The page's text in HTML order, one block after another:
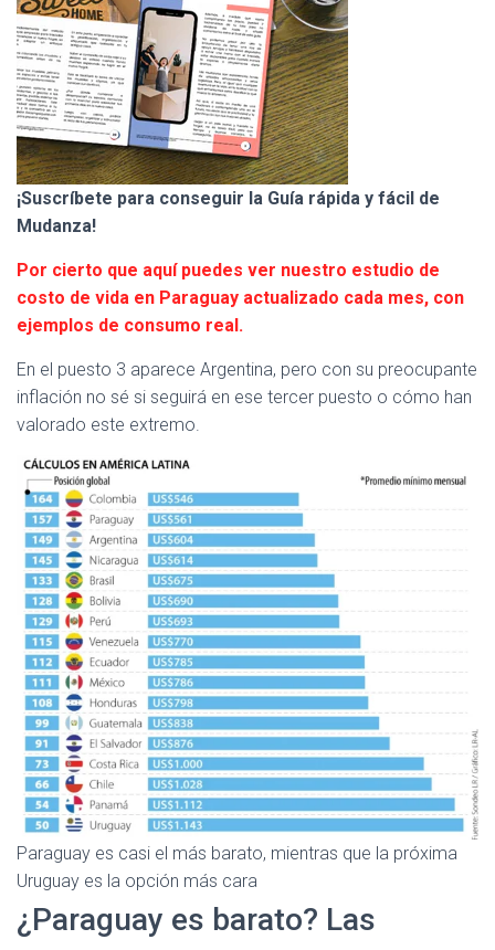
¡Suscríbete para conseguir la Guía rápida y fácil de
Mudanza!
Por cierto que aquí puedes ver nuestro estudio de
costo de vida en Paraguay actualizado cada mes, con
ejemplos de consumo real.
En el puesto 3 aparece Argentina, pero con su preocupante
inflación no sé si seguirá en ese tercer puesto o cómo han
valorado este extremo.
Paraguay es casi el más barato, mientras que la próxima
Uruguay es la opción más cara
¿Paraguay es barato? Las